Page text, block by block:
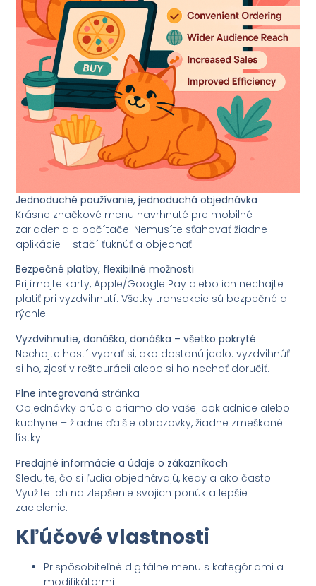
Jednoduché používanie, jednoduchá objednávka
Krásne značkové menu navrhnuté pre mobilné
zariadenia a počítače. Nemusíte sťahovať žiadne
aplikácie – stačí ťuknúť a objednať.
Bezpečné platby, flexibilné možnosti
Prijímajte karty, Apple/Google Pay alebo ich nechajte
platiť pri vyzdvihnutí. Všetky transakcie sú bezpečné a
rýchle.
Vyzdvihnutie, donáška, donáška – všetko pokryté
Nechajte hostí vybrať si, ako dostanú jedlo: vyzdvihnúť
si ho, zjesť v reštaurácii alebo si ho nechať doručiť.
Plne integrovaná stránka
Objednávky prúdia priamo do vašej pokladnice alebo
kuchyne – žiadne ďalšie obrazovky, žiadne zmeškané
lístky.
Predajné informácie a údaje o zákazníkoch
Sledujte, čo si ľudia objednávajú, kedy a ako často.
Využite ich na zlepšenie svojich ponúk a lepšie
zacielenie.
Kľúčové vlastnosti
Prispôsobiteľné digitálne menu s kategóriami a
modifikátormi